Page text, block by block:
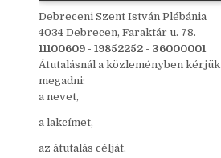
Debreceni Szent István Plébánia
4034 Debrecen, Faraktár u. 78.
11100609 - 19852252 - 36000001
Átutalásnál a közleményben kérjük
megadni:
a nevet,
a lakcímet,
az átutalás célját.